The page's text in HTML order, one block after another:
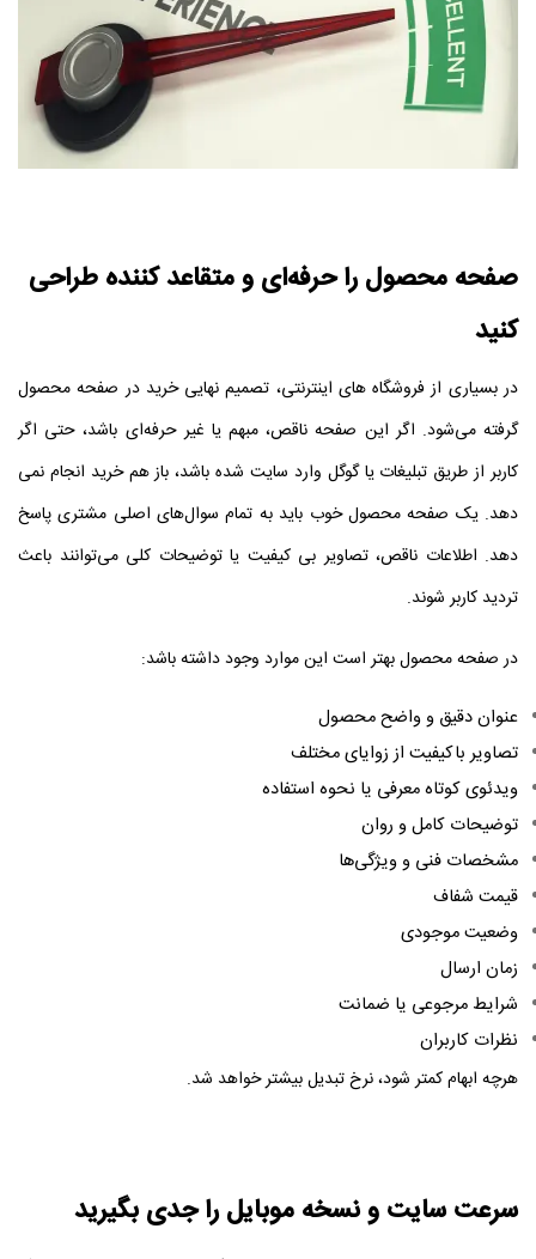
صفحه محصول را حرفه‌ای و متقاعد کننده طراحی
کنید
در بسیاری از فروشگاه‌ های اینترنتی، تصمیم نهایی خرید در صفحه محصول
گرفته می‌شود. اگر این صفحه ناقص، مبهم یا غیر حرفه‌ای باشد، حتی اگر
کاربر از طریق تبلیغات یا گوگل وارد سایت شده باشد، باز هم خرید انجام نمی‌
دهد.یک صفحه محصول خوب باید به تمام سوال‌های اصلی مشتری پاسخ
دهد. اطلاعات ناقص، تصاویر بی‌ کیفیت یا توضیحات کلی می‌توانند باعث
تردید کاربر شوند.
در صفحه محصول بهتر است این موارد وجود داشته باشد:
عنوان دقیق و واضح محصول
تصاویر باکیفیت از زوایای مختلف
ویدئوی کوتاه معرفی یا نحوه استفاده
توضیحات کامل و روان
مشخصات فنی و ویژگی‌ها
قیمت شفاف
وضعیت موجودی
زمان ارسال
شرایط مرجوعی یا ضمانت
نظرات کاربران
هرچه ابهام کمتر شود، نرخ تبدیل بیشتر خواهد شد.
سرعت سایت و نسخه موبایل را جدی بگیرید